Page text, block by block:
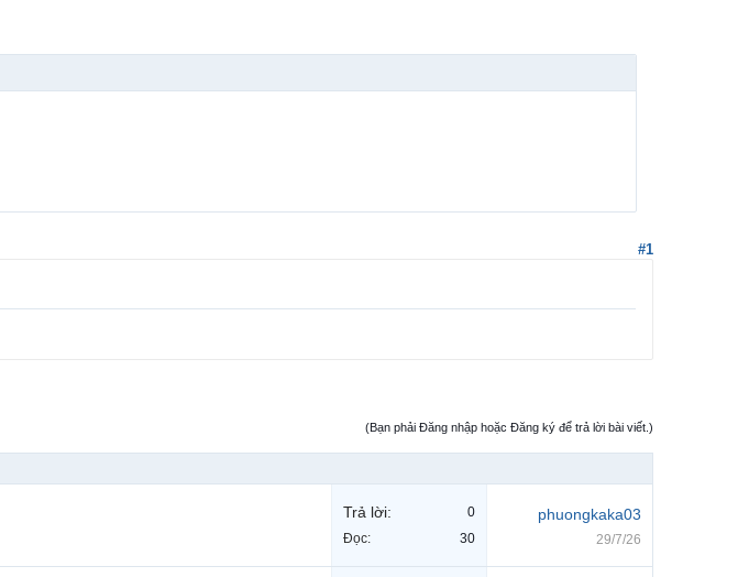
#1
(Bạn phải Đăng nhập hoặc Đăng ký để trả lời bài viết.)
Trả lời:
0
Đọc:
30
phuongkaka03
29/7/26